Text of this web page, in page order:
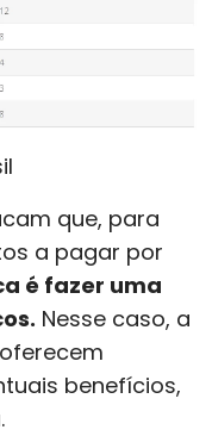
que, para
a pagar por
é fazer uma
Nesse caso, a
benefícios,